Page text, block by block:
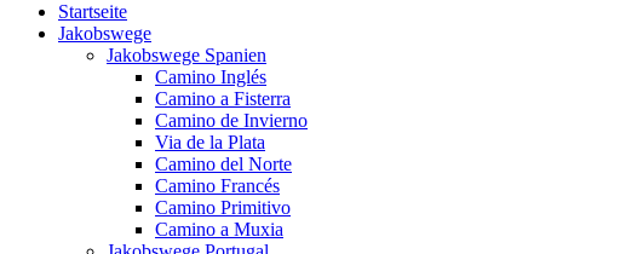
Startseite
Jakobswege
Jakobswege Spanien
Camino Inglés
Camino a Fisterra
Camino de Invierno
Via de la Plata
Camino del Norte
Camino Francés
Camino Primitivo
Camino a Muxia